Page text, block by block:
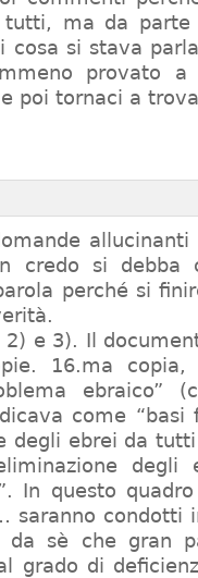
tutti, ma da parte
si stava
provato a
poi tornaci a
credo si debba
perché si
e 3). Il
16.ma copia,
ebraico”
come “basi
degli ebrei da
degli
In questo
saranno condotti
da sè che gran
grado di